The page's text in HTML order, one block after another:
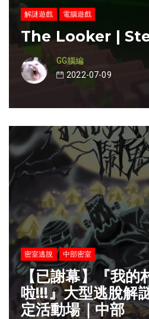
解謎遊戲 電腦遊戲
The Looker |
GG腦編
2022-07-09
密室逃脫 中部密室
【已謝幕】『我的
啦!!!』大型逃脫解
定活動場｜中部